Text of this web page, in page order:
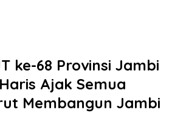
ke-68 Provinsi Jambi
Ajak Semua
Membangun Jambi